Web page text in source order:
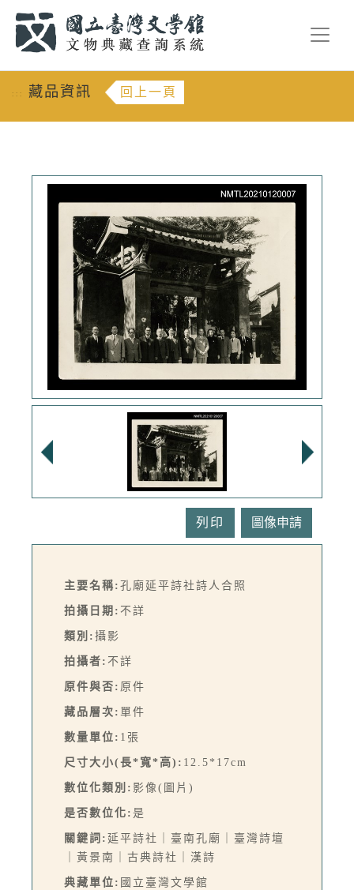
::: 藏品資訊 回上一頁
列印
主要名稱: 孔廟延平詩社詩人合照
拍攝日期: 不詳
類別: 攝影
拍攝者: 不詳
原件與否: 原件
藏品層次: 單件
數量單位: 1張
尺寸大小(長*寬*高): 12.5*17cm
數位化類別: 影像(圖片)
是否數位化: 是
關鍵詞: 延平詩社｜臺南孔廟｜臺灣詩壇
｜黃景南｜古典詩社｜漢詩
典藏單位: 國立臺灣文學館